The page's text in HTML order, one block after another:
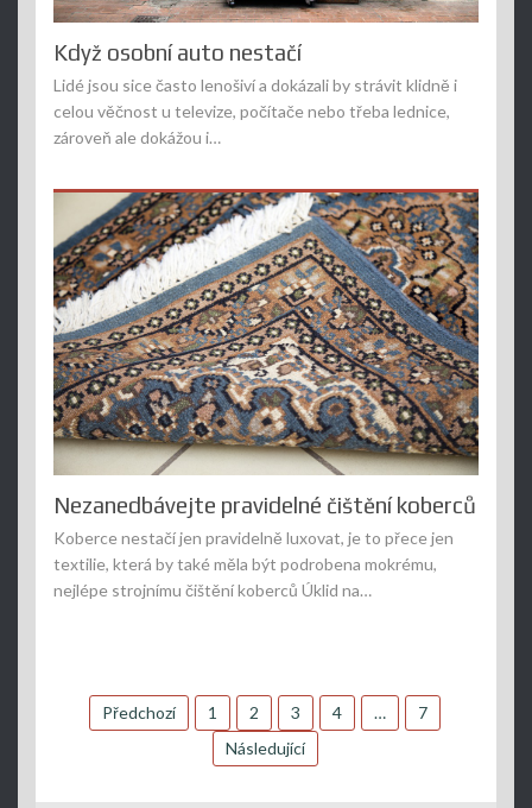
Když osobní auto nestačí
Lidé jsou sice často lenošiví a dokázali by strávit klidně i
celou věčnost u televize, počítače nebo třeba lednice,
zároveň ale dokážou i…
Nezanedbávejte pravidelné čištění koberců
Koberce nestačí jen pravidelně luxovat, je to přece jen
textilie, která by také měla být podrobena mokrému,
nejlépe strojnímu čištění koberců Úklid na…
Stránkování
Předchozí 1 2 3 4 …
7
Následující